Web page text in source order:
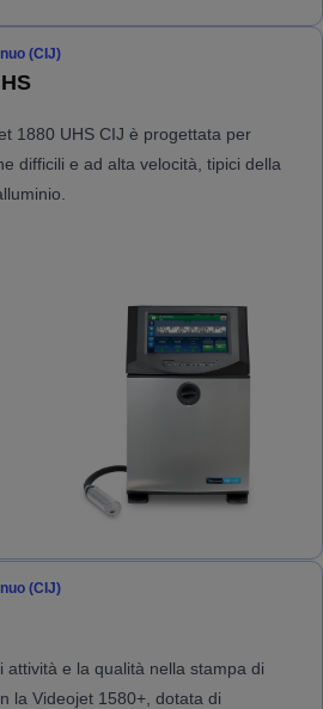
(CIJ)
1880 UHS CIJ è progettata per
difficili e ad alta velocità, tipici della
(CIJ)
attività e la qualità nella stampa di
la Videojet 1580+, dotata di